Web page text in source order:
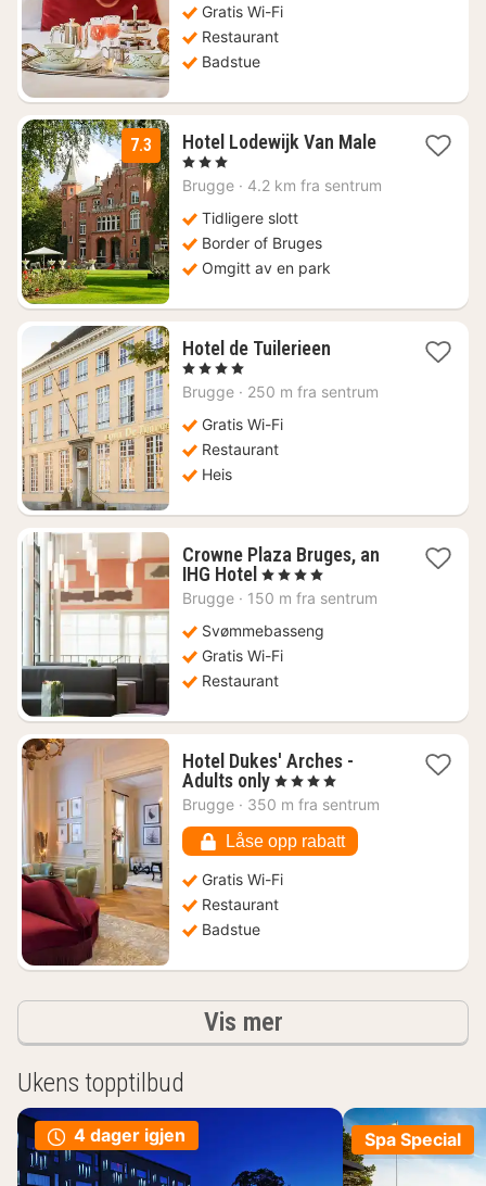
3307
kr.
Gratis Wi-Fi
Restaurant
Badstue
7.3 Hotel Lodewijk Van Male1
fra
, 3 Stjerner
Brugge · 4.2 km fra sentrum
Tidligere slott
Border of Bruges
Omgitt av en park
Hotel de Tuilerieen1
fra
, 4 Stjerner
Brugge · 250 m fra sentrum
Gratis Wi-Fi
Restaurant
Heis
Crowne Plaza Bruges, an
IHG Hotel 1
natt
1339
kr.
, 4 Stjerner
Brugge · 150 m fra sentrum
Svømmebasseng
Gratis Wi-Fi
Restaurant
Hotel Dukes' Arches -
Adults only1
natt
1545
kr.
, 4 Stjerner
Brugge · 350 m fra sentrum
Låse opp rabatt
Gratis Wi-Fi
Restaurant
Badstue
Vis merResultater
Ukens topptilbud
4 dager igjen Spa Special